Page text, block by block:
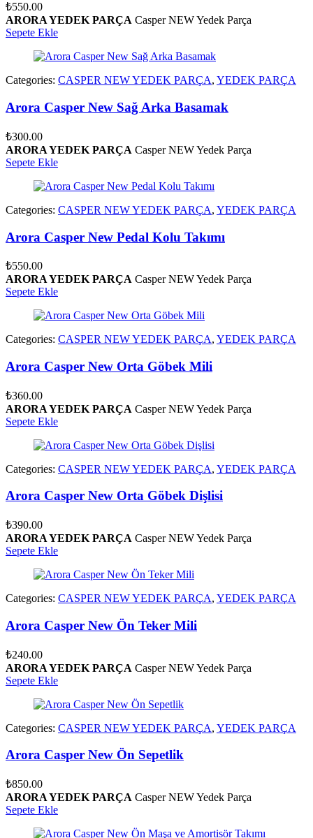
₺550.00
ARORA YEDEK PARÇA Casper NEW Yedek Parça
Sepete Ekle
Categories: CASPER NEW YEDEK PARÇA, YEDEK PARÇA
Arora Casper New Sağ Arka Basamak
₺300.00
ARORA YEDEK PARÇA Casper NEW Yedek Parça
Sepete Ekle
Categories: CASPER NEW YEDEK PARÇA, YEDEK PARÇA
Arora Casper New Pedal Kolu Takımı
₺550.00
ARORA YEDEK PARÇA Casper NEW Yedek Parça
Sepete Ekle
Categories: CASPER NEW YEDEK PARÇA, YEDEK PARÇA
Arora Casper New Orta Göbek Mili
₺360.00
ARORA YEDEK PARÇA Casper NEW Yedek Parça
Sepete Ekle
Categories: CASPER NEW YEDEK PARÇA, YEDEK PARÇA
Arora Casper New Orta Göbek Dişlisi
₺390.00
ARORA YEDEK PARÇA Casper NEW Yedek Parça
Sepete Ekle
Categories: CASPER NEW YEDEK PARÇA, YEDEK PARÇA
Arora Casper New Ön Teker Mili
₺240.00
ARORA YEDEK PARÇA Casper NEW Yedek Parça
Sepete Ekle
Categories: CASPER NEW YEDEK PARÇA, YEDEK PARÇA
Arora Casper New Ön Sepetlik
₺850.00
ARORA YEDEK PARÇA Casper NEW Yedek Parça
Sepete Ekle